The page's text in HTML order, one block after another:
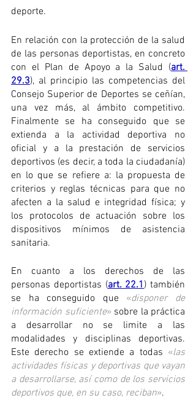
deporte.
En relación con la protección de la salud
de las personas deportistas, en concreto
con el Plan de Apoyo a la Salud (art.
29.3), al principio las competencias del
Consejo Superior de Deportes se ceñían,
una vez más, al ámbito competitivo.
Finalmente se ha conseguido que se
extienda a la actividad deportiva no
oficial y a la prestación de servicios
deportivos (es decir, a toda la ciudadanía)
en lo que se refiere a: la propuesta de
criterios y reglas técnicas para que no
afecten a la salud e integridad física; y
los protocolos de actuación sobre los
dispositivos mínimos de asistencia
sanitaria.
En cuanto a los derechos de las
personas deportistas (art. 22.1 ) también
se ha conseguido que «disponer de
información suficiente» sobre la práctica
a desarrollar no se limite a las
modalidades y disciplinas deportivas.
Este derecho se extiende a todas «las
actividades físicas y deportivas que vayan
a desarrollarse, así como de los servicios
deportivos que, en su caso, reciban».